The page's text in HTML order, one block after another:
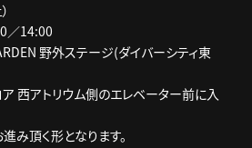
／14:00
野外ステージ(ダイバーシティ東
西アトリウム側のエレベーター前に入
み頂く形となります。